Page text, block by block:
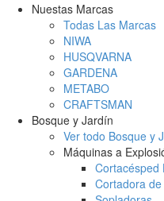
Nuestas Marcas
Todas Las Marcas
NIWA
HUSQVARNA
GARDENA
METABO
CRAFTSMAN
Bosque y Jardín
Ver todo Bosque y
Máquinas a
Cortacésped
Cortadora